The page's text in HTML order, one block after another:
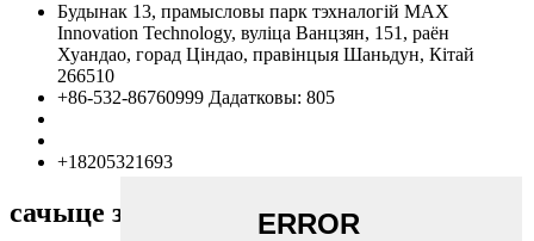
Будынак 13, прамысловы парк тэхналогій MAX
Innovation Technology, вуліца Ванцзян, 151, раён
Хуандао, горад Ціндао, правінцыя Шаньдун, Кітай
266510
+86-532-86760999 Дадатковы: 805
+18205321693
сачыце за намі